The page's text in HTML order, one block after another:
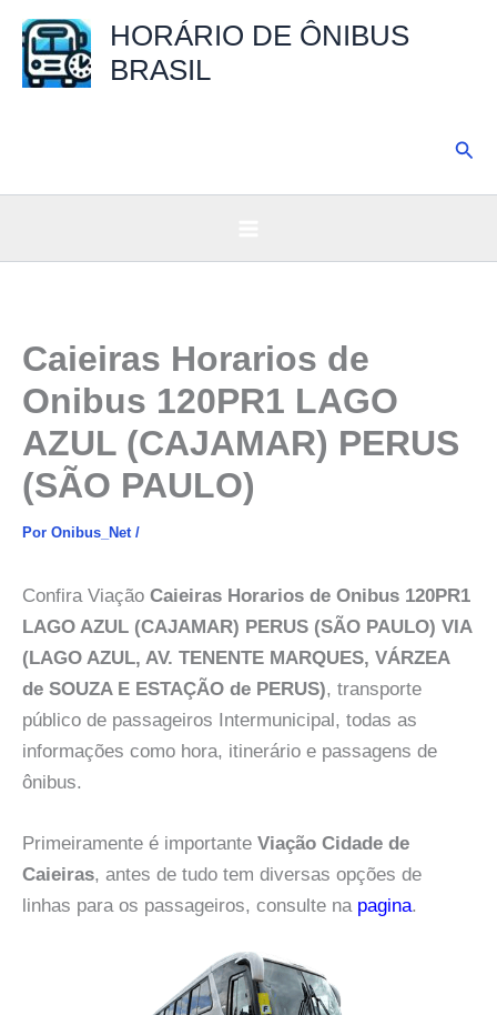
para
HORÁRIO DE ÔNIBUS
BRASIL
Caieiras Horarios de
Onibus 120PR1 LAGO
AZUL (CAJAMAR) PERUS
(SÃO PAULO)
Por Onibus_Net /
Confira Viação Caieiras Horarios de Onibus 120PR1
LAGO AZUL (CAJAMAR) PERUS (SÃO PAULO) VIA
(LAGO AZUL, AV. TENENTE MARQUES, VÁRZEA
de SOUZA E ESTAÇÃO de PERUS), transporte
público de passageiros Intermunicipal, todas as
informações como hora, itinerário e passagens de
ônibus.
Primeiramente é importante Viação Cidade de
Caieiras, antes de tudo tem diversas opções de
linhas para os passageiros, consulte na pagina.